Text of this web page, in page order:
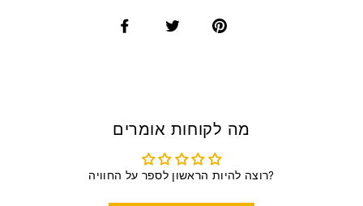
מה לקוחות אומרים
רוצה להיות הראשון לספר על החוויה?